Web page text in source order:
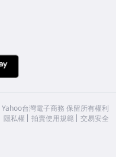
Yahoo台灣電子商務 保留所有權利
隱私權 拍賣使用規範 交易安全